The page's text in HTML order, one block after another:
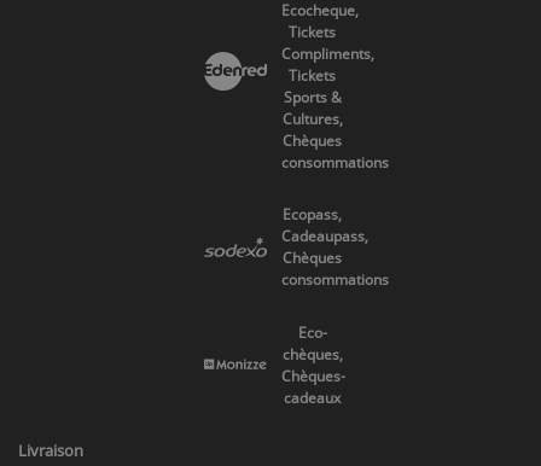
Ecocheque,
Tickets
Compliments,
Tickets
Sports &
Cultures,
Chèques
consommations
Ecopass,
Cadeaupass,
Chèques
consommations
Eco-
chèques,
Chèques-
cadeaux
Livraison